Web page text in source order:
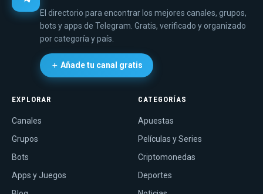
El directorio para encontrar los mejores canales, grupos,
bots y apps de Telegram. Gratis, verificado y organizado
por categoría y país.
＋ Añade tu canal gratis
EXPLORAR
Canales
Grupos
Bots
Apps y Juegos
CATEGORÍAS
Apuestas
Películas y Series
Criptomonedas
Deportes